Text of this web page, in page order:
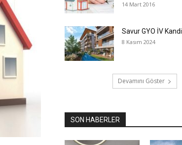
14 Mart 2016
Savur GYO İV
8 Kasım 2024
Devamını Göster
SON HABERLER